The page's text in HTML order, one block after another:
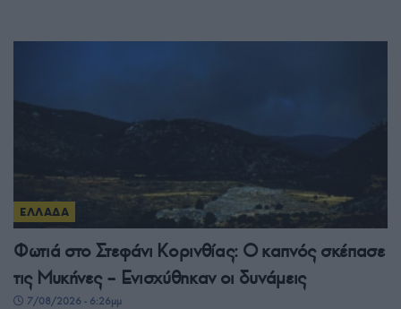
ΕΛΛΑΔΑ
Φωτιά στο Στεφάνι Κορινθίας: Ο καπνός σκέπασε
τις Μυκήνες – Ενισχύθηκαν οι δυνάμεις
7/08/2026 - 6:26μμ